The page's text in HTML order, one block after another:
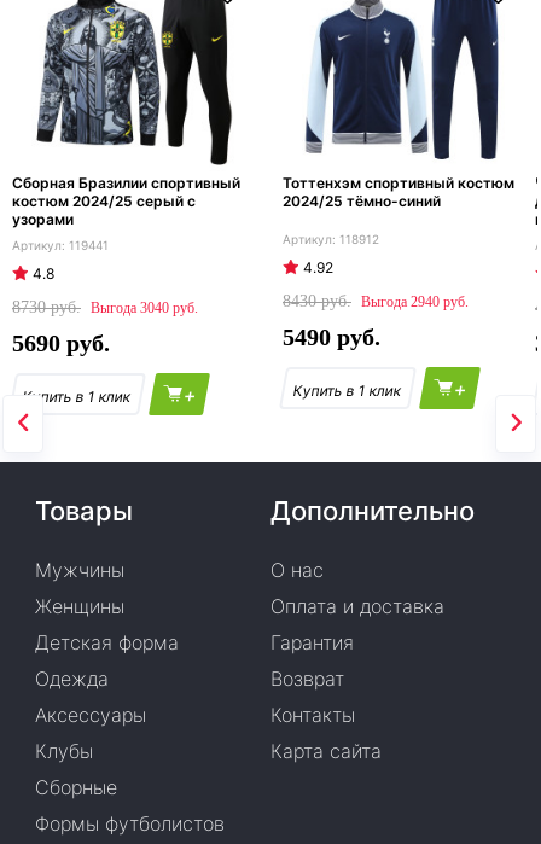
Сборная Бразилии спортивный
костюм 2024/25 серый с
узорами
119441
4.8
8730
3040
5690
+
Тоттенхэм спортивный костюм
2024/25 тёмно-синий
118912
4.92
8430
2940
5490
+
Товары
Мужчины
Женщины
Детская форма
Одежда
Аксессуары
Клубы
Сборные
Формы футболистов
Дополнительно
О нас
Оплата и доставка
Гарантия
Возврат
Контакты
Карта сайта